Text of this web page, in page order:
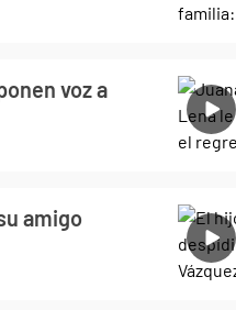
voz a
amigo